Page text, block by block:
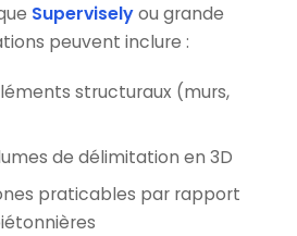
Superviselyou grande
peuvent inclure :
structuraux (murs,
de délimitation en 3D
praticables par rapport